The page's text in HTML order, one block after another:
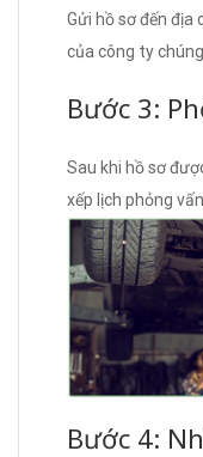
Gửi hồ sơ đến
của công ty
Bước 3:
Sau khi hồ sơ
xếp lịch phỏng
Bước 4: